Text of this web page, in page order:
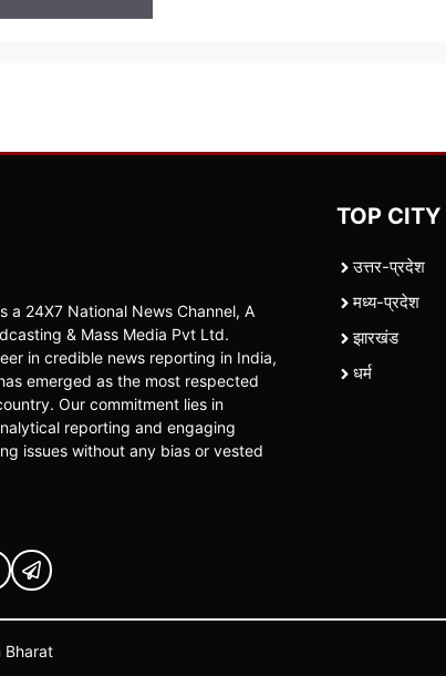
a 24X7 National News Channel, A
& Mass Media Pvt Ltd.
in credible news reporting in India,
emerged as the most respected
Our commitment lies in
reporting and engaging
issues without any bias or vested
TOP CITY
उत्तर-प्रदेश
मध्य-प्रदेश
झारखंड
धर्म